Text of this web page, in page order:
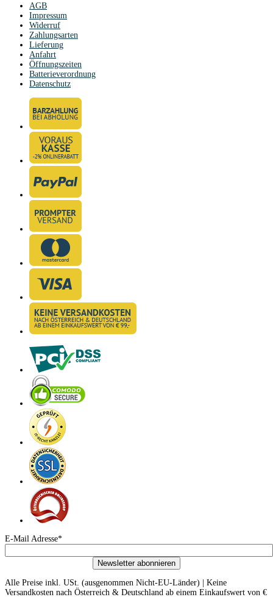
AGB
Impressum
Widerruf
Zahlungsarten
Lieferung
Anfahrt
Öffnungszeiten
Batterieverordnung
Datenschutz
E-Mail Adresse*
Newsletter abonnieren
Alle Preise inkl. USt. (ausgenommen Nicht-EU-Länder) | Keine
Versandkosten nach Österreich & Deutschland ab einem Einkaufswert von €